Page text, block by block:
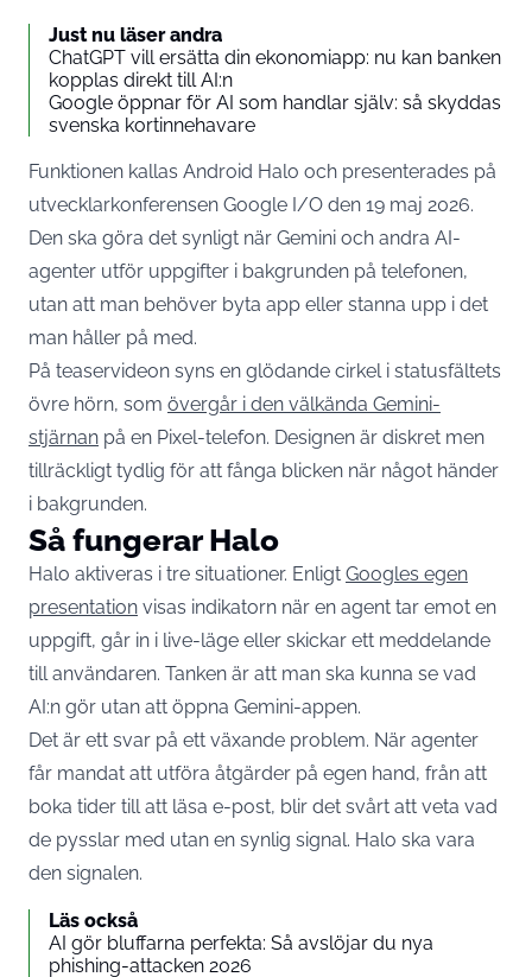
Just nu läser andra
ChatGPT vill ersätta din ekonomiapp: nu kan banken
kopplas direkt till AI:n
Google öppnar för AI som handlar själv: så skyddas
svenska kortinnehavare
Funktionen kallas Android Halo och presenterades på
utvecklarkonferensen Google I/O den 19 maj 2026.
Den ska göra det synligt när Gemini och andra AI-
agenter utför uppgifter i bakgrunden på telefonen,
utan att man behöver byta app eller stanna upp i det
man håller på med.
På teaservideon syns en glödande cirkel i statusfältets
övre hörn, som övergår i den välkända Gemini-
stjärnan på en Pixel-telefon. Designen är diskret men
tillräckligt tydlig för att fånga blicken när något händer
i bakgrunden.
Så fungerar Halo
Halo aktiveras i tre situationer. Enligt Googles egen
presentation visas indikatorn när en agent tar emot en
uppgift, går in i live-läge eller skickar ett meddelande
till användaren. Tanken är att man ska kunna se vad
AI:n gör utan att öppna Gemini-appen.
Det är ett svar på ett växande problem. När agenter
får mandat att utföra åtgärder på egen hand, från att
boka tider till att läsa e-post, blir det svårt att veta vad
de pysslar med utan en synlig signal. Halo ska vara
den signalen.
Läs också
AI gör bluffarna perfekta: Så avslöjar du nya
phishing-attacken 2026